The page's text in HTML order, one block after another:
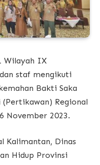
Wilayah IX
staf mengikuti
Bakti Saka
Regional
November 2023.
Kalimantan, Dinas
Hidup Provinsi